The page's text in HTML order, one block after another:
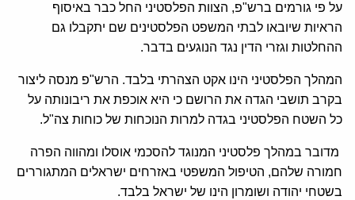
על פי גורמים ברש"פ, הצוות הפלסטיני החל כבר באיסוף
הראיות שיובאו לבתי המשפט הפלסטינים שם יתקבלו גם
ההחלטות וגזרי הדין נגד הנוגעים בדבר.
המהלך הפלסטיני הינו אקט הצהרתי בלבד. הרש"פ מנסה ליצור
בקרב תושבי הגדה את הרושם כי היא אוכפת את ריבונותה על
כל השטח הפלסטיני בגדה למרות הנוכחות של כוחות צה"ל.
מדובר במהלך פלסטיני המנוגד להסכמי אוסלו ומהווה הפרה
חמורה שלהם, הטיפול המשפטי באזרחים ישראלים המתגוררים
בשטחי יהודה ושומרון הינו של ישראל בלבד.